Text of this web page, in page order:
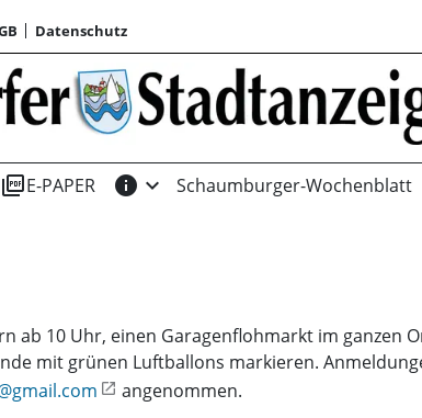
Datenschutz
picture_as_pdfE-PAPER info expand_more Schaumburger-Wochenblatt
ab 10 Uhr, einen Garagenflohmarkt im ganzen
mit grünen Luftballons markieren.
angenommen.